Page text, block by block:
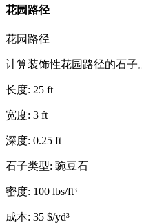
花园路径
花园路径
计算装饰性花园路径的石子。
长度: 25 ft
宽度: 3 ft
深度: 0.25 ft
石子类型: 豌豆石
密度: 100 lbs/ft³
成本: 35 $/yd³